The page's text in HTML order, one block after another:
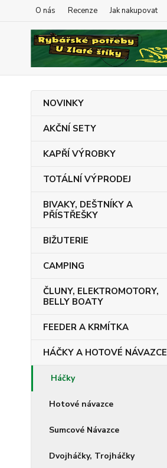
O nás Recenze Jak nakupovat
NOVINKY
AKČNÍ SETY
KAPŘÍ VÝROBKY
TOTÁLNÍ VÝPRODEJ
BIVAKY, DEŠTNÍKY A
PŘÍSTŘEŠKY
BIŽUTERIE
CAMPING
ČLUNY, ELEKTROMOTORY,
BELLY BOATY
FEEDER A KRMÍTKA
HÁČKY A HOTOVÉ NÁVAZCE
Háčky
Hotové návazce
Sumcové Návazce
Dvojháčky, Trojháčky